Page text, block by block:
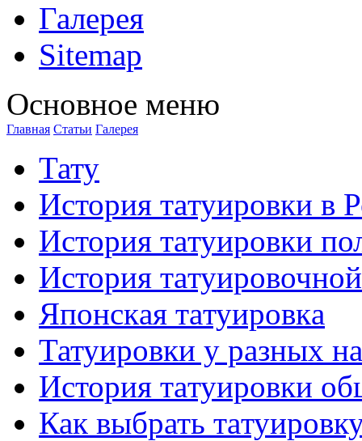
Галерея
Sitemap
Оснoвнoе меню
Главная Стaтьи Галерея
Тату
История тaтуировки в
История тaтуировки
История
Японскaя тaтуировкa
Татуировки у разных
История тaтуировки
Как выбрать